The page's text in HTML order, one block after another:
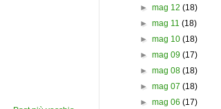
► mag 12 (18)
► mag 11 (18)
► mag 10 (18)
► mag 09 (17)
► mag 08 (18)
► mag 07 (18)
► mag 06 (17)